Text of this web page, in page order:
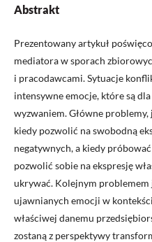
Abstrakt
Prezentowany artykuł
mediatora w sporach
i pracodawcami. Sytuacje
intensywne emocje, które są
wyzwaniem. Główne
kiedy pozwolić na swobodną
negatywnych, a kiedy
pozwolić sobie na ekspresję
ukrywać. Kolejnym
ujawnianych emocji w
właściwej danemu
zostaną z perspektywy